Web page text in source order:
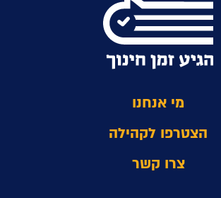
מי אנחנו
הצטרפו לקהילה
צרו קשר